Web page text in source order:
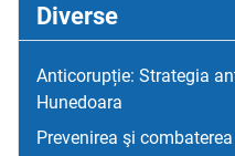
Diverse
Anticorupție: Strategia
Hunedoara
Prevenirea şi